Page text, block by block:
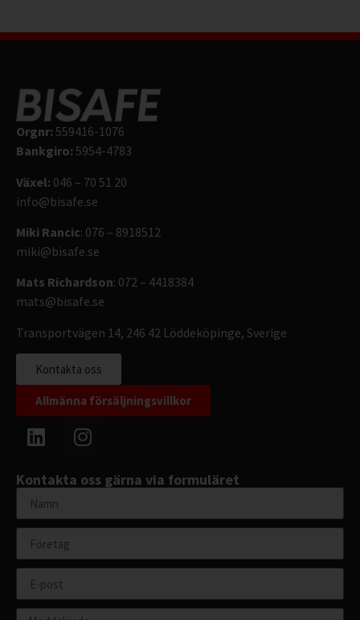
Orgnr: 559416-1076
Bankgiro: 5954-4783
Växel: 046 – 70 51 20
info@bisafe.se
Miki Rancic: 076 – 8918512
miki@bisafe.se
Mats Richardson: 072 – 4418384
mats@bisafe.se
Transportvägen 14, 246 42 Löddeköpinge, Sverige
Kontakta oss
Allmänna försäljningsvillkor
Kontakta oss gärna via formuläret